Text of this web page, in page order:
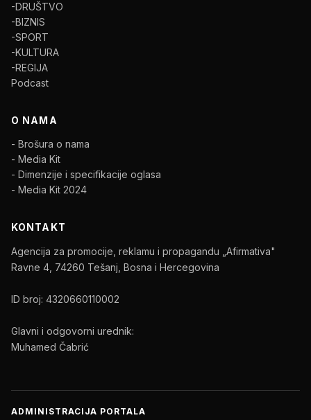
-DRUŠTVO
-BIZNIS
-SPORT
-KULTURA
-REGIJA
Podcast
O NAMA
- Brošura o nama
- Media Kit
- Dimenzije i specifikacije oglasa
- Media Kit 2024
KONTAKT
Agencija za promocije, reklamu i propagandu „Afirmativa"
Ravne 4, 74260 Tešanj, Bosna i Hercegovina
ID broj: 4320660110002
Glavni i odgovorni urednik:
Muhamed Čabrić
ADMINISTRACIJA PORTALA